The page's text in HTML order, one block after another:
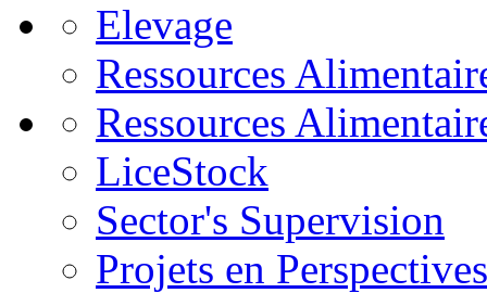
Elevage
Ressources
Ressources
LiceStock
Sector's Supervision
Projets en Perspectives